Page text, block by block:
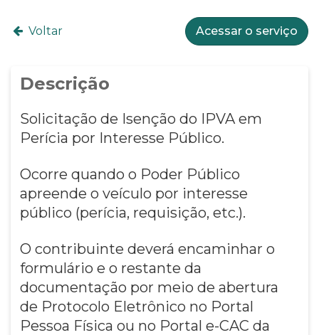
Voltar Acessar o serviço
Descrição
Solicitação de Isenção do IPVA em
Perícia por Interesse Público.
Ocorre quando o Poder Público
apreende o veículo por interesse
público (perícia, requisição, etc.).
O contribuinte deverá encaminhar o
formulário e o restante da
documentação por meio de abertura
de Protocolo Eletrônico no Portal
Pessoa Física ou no Portal e-CAC da